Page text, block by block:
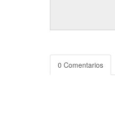
0 Comentarios